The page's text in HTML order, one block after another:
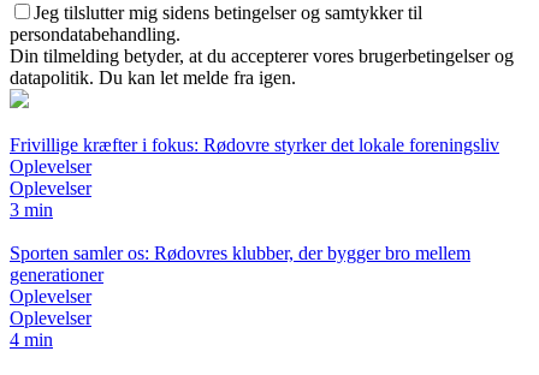
Jeg tilslutter mig sidens betingelser og samtykker til
persondatabehandling.
Din tilmelding betyder, at du accepterer vores brugerbetingelser og
datapolitik. Du kan let melde fra igen.
Frivillige kræfter i fokus: Rødovre styrker det lokale foreningsliv
Oplevelser
Oplevelser
3 min
Sporten samler os: Rødovres klubber, der bygger bro mellem
generationer
Oplevelser
Oplevelser
4 min